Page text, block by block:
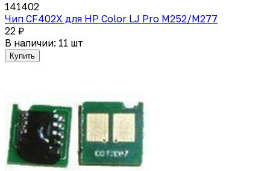
141402
Чип CF402X для HP Color LJ Pro M252/M277
22 ₽
В наличии: 11 шт
Купить